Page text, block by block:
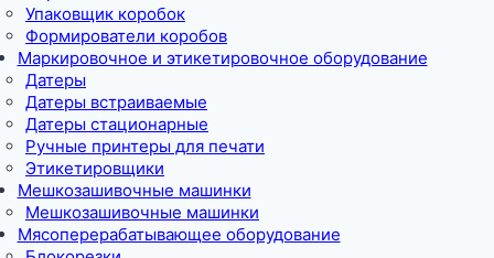
Упаковщик коробок
Формирователи коробов
Маркировочное и этикетировочное оборудование
Датеры
Датеры встраиваемые
Датеры стационарные
Ручные принтеры для печати
Этикетировщики
Мешкозашивочные машинки
Мешкозашивочные машинки
Мясоперерабатывающее оборудование